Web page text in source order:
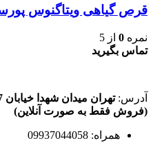
قرص گیاهی ویتاگنوس
نمره 0 از 5
تماس بگیرید
آدرس:تهران میدان شهدا خیابان 17 شهریور آنلاین شاپ کافه عطار
(فروش فقط به صورت آنلاین)
همراه: 09937044058